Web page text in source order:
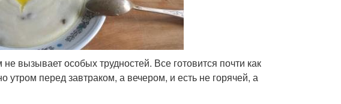
вызывает особых трудностей. Все готовится почти как
утром перед завтраком, а вечером, и есть не горячей, а